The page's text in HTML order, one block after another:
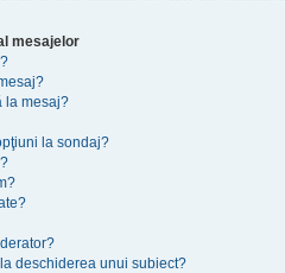
mesajelor
la mesaj?
la sondaj?
deschiderea unui subiect?